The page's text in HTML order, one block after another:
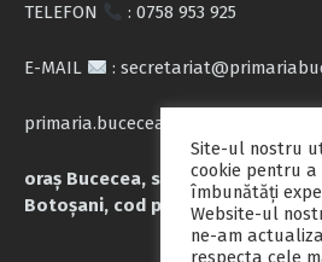
TELEFON : 0758 953 925
E-MAIL :
primaria.bucecea@yahoo.com
oraș Bucecea, str. Calea
Botoșani, cod poștal 717045
Site-ul nostru
cookie pentru
îmbunătăți
Website-ul
ne-am
respecta cele